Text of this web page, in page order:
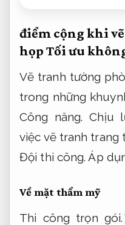
điểm cộng khi
họp Tối ưu
Vẽ tranh tường
trong những
Công năng. Chịu
việc vẽ tranh trang
Đội thi công. Áp
Về mặt thẩm mỹ
Thi công trọn gói.